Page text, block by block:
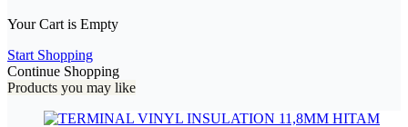
Your Cart is Empty
Start Shopping
Continue Shopping
Products you may like